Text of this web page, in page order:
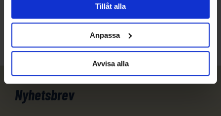
Tillåt alla
Anpassa
Avvisa alla
Nyhetsbrev